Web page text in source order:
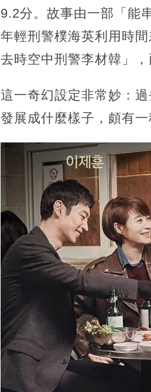
9.2分。故事由一部「能
年輕刑警樸海英利用時
去時空中刑警李材韓」
這一奇幻設定非常妙：
發展成什麼樣子，頗有一